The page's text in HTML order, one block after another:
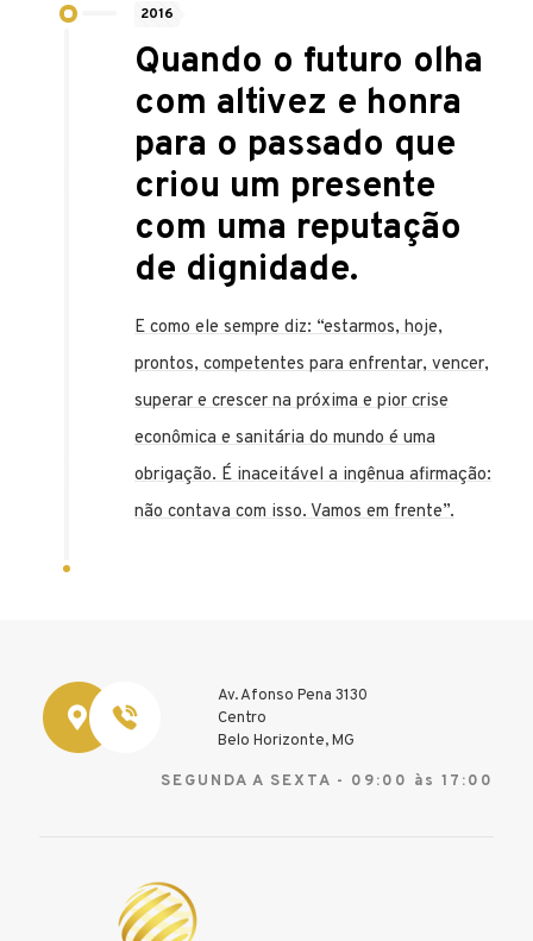
2016
Quando o futuro olha
com altivez e honra
para o passado que
criou um presente
com uma reputação
de dignidade.
E como ele sempre diz: “estarmos, hoje,
prontos, competentes para enfrentar, vencer,
superar e crescer na próxima e pior crise
econômica e sanitária do mundo é uma
obrigação. É inaceitável a ingênua afirmação:
não contava com isso. Vamos em frente”.
Av. Afonso Pena 3130
Centro
Belo Horizonte, MG
SEGUNDA A SEXTA - 09:00 às 17:00